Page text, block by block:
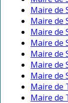
Maire de
Maire de
Maire de
Maire de
Maire de
Maire de
Maire de
Maire de
Maire